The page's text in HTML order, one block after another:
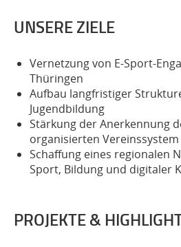
UNSERE ZIELE
Vernetzung von E-Sport-
Thüringen
Aufbau langfristiger
Jugendbildung
Stärkung der Anerkennung
organisierten Vereinssystem
Schaffung eines regionalen
Sport, Bildung und digitaler
PROJEKTE &